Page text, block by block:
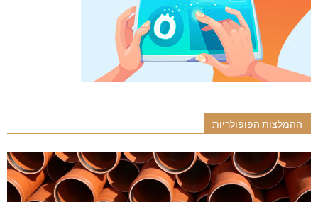
ההמלצות הפופולריות